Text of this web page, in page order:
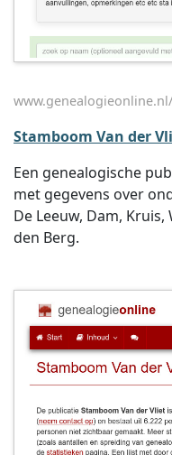
Stamboom Van der
Een genealogische
met gegevens over
De Leeuw, Dam, Kruis,
den Berg.